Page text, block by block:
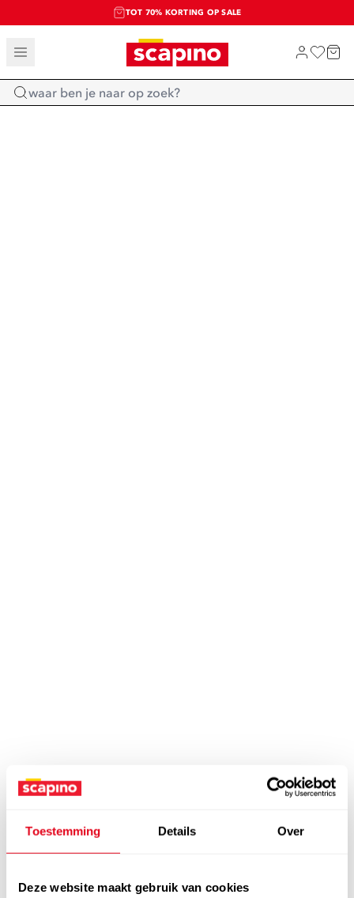
Toestemming Details Over
Deze website maakt gebruik van cookies
TOT 70% KORTING OP SALE
SALE: LAATSTE KANS!
SHOP NIEUW
Home